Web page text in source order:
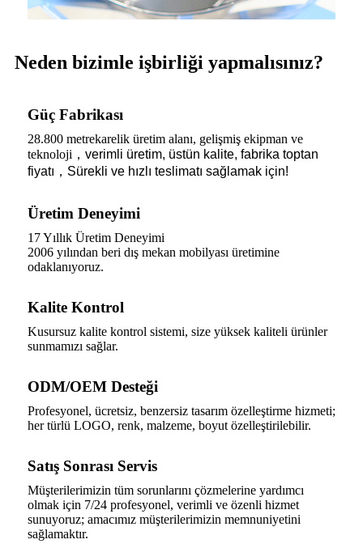
Neden bizimle işbirliği yapmalısınız?
Güç Fabrikası
28.800 metrekarelik üretim alanı, gelişmiş ekipman ve
teknoloji ， verimli üretim, üstün kalite, fabrika toptan
fiyatı ， Sürekli ve hızlı teslimatı sağlamak için!
Üretim Deneyimi
17 Yıllık Üretim Deneyimi
2006 yılından beri dış mekan mobilyası üretimine
odaklanıyoruz.
Kalite Kontrol
Kusursuz kalite kontrol sistemi, size yüksek kaliteli ürünler
sunmamızı sağlar.
ODM/OEM Desteği
Profesyonel, ücretsiz, benzersiz tasarım özelleştirme hizmeti;
her türlü LOGO, renk, malzeme, boyut özelleştirilebilir.
Satış Sonrası Servis
Müşterilerimizin tüm sorunlarını çözmelerine yardımcı
olmak için 7/24 profesyonel, verimli ve özenli hizmet
sunuyoruz; amacımız müşterilerimizin memnuniyetini
sağlamaktır.